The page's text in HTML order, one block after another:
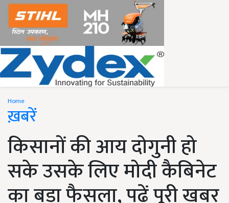
Home
ख़बरें
किसानों की आय दोगुनी हो
सके उसके लिए मोदी कैबिनेट
का बड़ा फैसला, पढ़ें पूरी खबर